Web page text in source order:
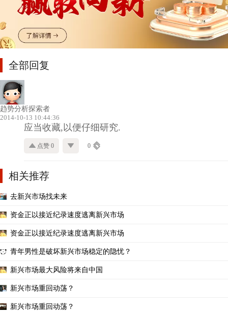
全部回复
趋势分析探索者
2014-10-13 10:44:36
应当收藏,以便仔细研究.
点赞 0 0
相关推荐
去新兴市场找未来
资金正以接近纪录速度逃离新兴市场
资金正以接近纪录速度逃离新兴市场
青年男性是破坏新兴市场稳定的隐忧？
新兴市场最大风险将来自中国
新兴市场重回动荡？
新兴市场重回动荡？